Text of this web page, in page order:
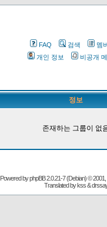
FAQ 검색 멤
개인 정보
비공개
정보
존재하는 그룹이 없
Powered byphpBB2.0.21-7 (Debian) ©
Translated by kss &